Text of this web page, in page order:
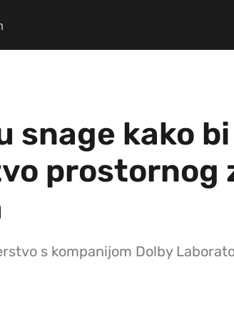
snage kako
prostornog
s kompanijom Dolby